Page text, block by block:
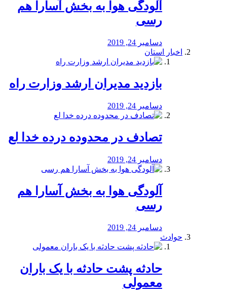
آلودگی هوا به بخش آسارا هم
رسی
دسامبر 24, 2019
اخبار استان
بازدید مدیران ارشد وزارت راه
دسامبر 24, 2019
تصادف در محدوده درده خدا لع
دسامبر 24, 2019
آلودگی هوا به بخش آسارا هم
رسی
دسامبر 24, 2019
حوادث
️حادثه پشت حادثه با یک باران
معمولی